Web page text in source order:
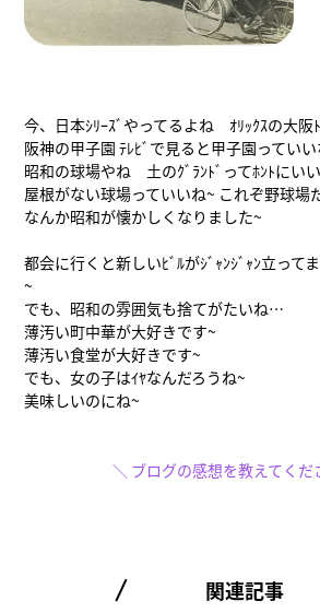
今、日本ｼﾘｰｽﾞやってるよね ｵﾘｯｸｽの大阪
阪神の甲子園 ﾃﾚﾋﾞで見ると甲子園ってい
昭和の球場やね 土のｸﾞﾗﾝﾄﾞってﾎﾝﾄにい
屋根がない球場っていいね~ これぞ野球場
なんか昭和が懐かしくなりました~
都会に行くと新しいﾋﾞﾙがｼﾞｬﾝｼﾞｬﾝ立って
~
でも、昭和の雰囲気も捨てがたいね…
薄汚い町中華が大好きです~
薄汚い食堂が大好きです~
でも、女の子はｲﾔなんだろうね~
美味しいのにね~
＼ ブログの感想を教えてく
関連記事